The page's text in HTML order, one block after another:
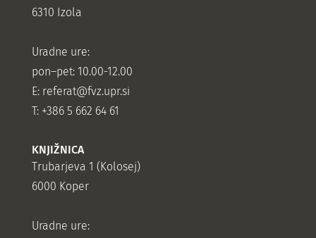
6310 Izola
Uradne ure:
pon–pet: 10.00-12.00
E: referat@fvz.upr.si
T: +386 5 662 64 61
KNJIŽNICA
Trubarjeva 1 (Kolosej)
6000 Koper
Uradne ure: